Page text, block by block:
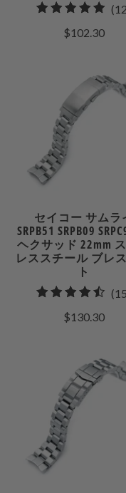
$102.30
セイコー サムラ
SRPB51 SRPB09
ヘクサッド 22mm
レススチール ブレ
ト
$130.30